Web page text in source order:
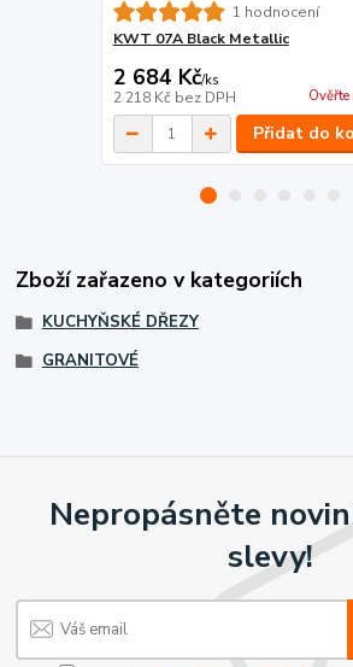
1 hodnocení
KWT 07A Black Metallic
2 684 Kč/ks
2 218 Kč bez DPH
Přidat do
Zboží zařazeno v kategoriích
KUCHYŇSKÉ DŘEZY
GRANITOVÉ
Nepropásněte
slevy!